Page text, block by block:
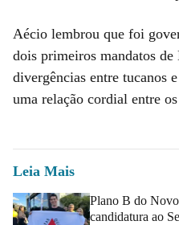
Aécio lembrou que foi
dois primeiros mandatos
divergências entre tucanos
uma relação cordial entre
Leia Mais
Plano B do
candidatura ao